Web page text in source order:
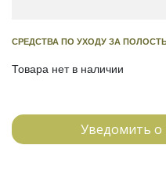
СРЕДСТВА ПО УХОДУ ЗА
Товара нет в наличии
Уведомить о